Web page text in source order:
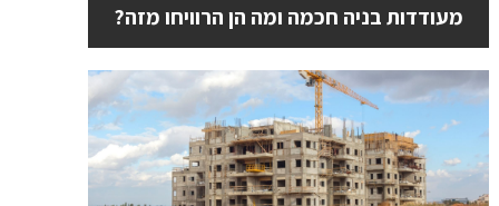
מעודדות בניה חכמה ומה הן הרוויחו מזה?